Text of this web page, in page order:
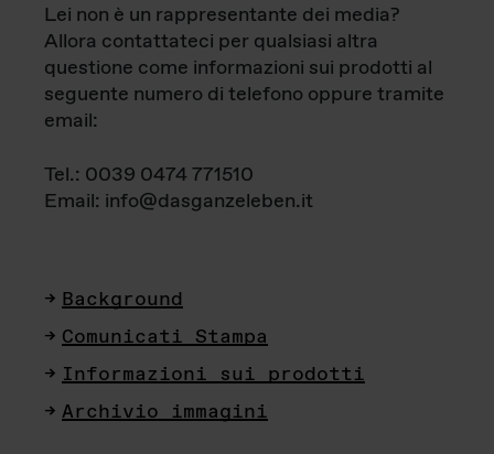
Lei non è un rappresentante dei media?
Allora contattateci per qualsiasi altra
questione come informazioni sui prodotti al
seguente numero di telefono oppure tramite
email:
Tel.: 0039 0474 771510
Email: info@dasganzeleben.it
Background
Comunicati Stampa
Informazioni sui prodotti
Archivio immagini